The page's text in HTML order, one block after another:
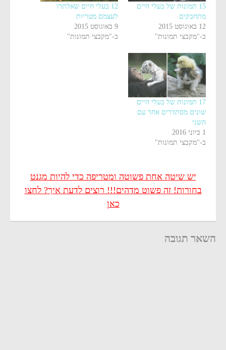
15 תמונות של בעלי חיים
מתחבקים
12 באוגוסט 2015
ב-"מקבצי תמונות"
12 בעלי חיים שאלתרו
לעצמם מטריות
9 באוגוסט 2015
ב-"מקבצי תמונות"
17 תמונות של בעלי חיים
שונים מסתדרים אחד עם
השני
1 ביוני 2016
ב-"מקבצי תמונות"
יש שיטה אחת פשוטה ומטריפה כדי להיות מגנט
בחורות! זה פשוט מדהים!!! רוצים לדעת איך? לחצו
כאן
השאר תגובה